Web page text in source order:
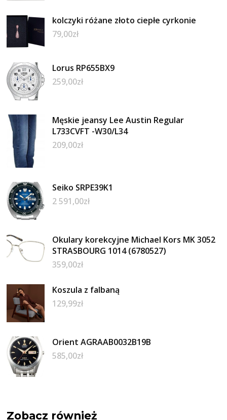
kolczyki różane złoto ciepłe cyrkonie
79,00zł
Lorus RP655BX9
259,00zł
Męskie jeansy Lee Austin Regular
L733CVFT -W30/L34
209,00zł
Seiko SRPE39K1
2 591,00zł
Okulary korekcyjne Michael Kors MK 3052
STRASBOURG 1014 (6780527)
359,00zł
Koszula z falbaną
129,99zł
Orient AGRAAB0032B19B
585,00zł
Zobacz również